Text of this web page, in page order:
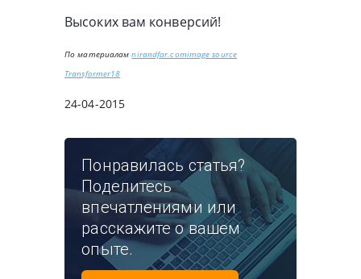
Высоких вам конверсий!
По материаламnirandfar.comimage source
Transformer18
24-04-2015
Понравилась статья?
Поделитесь
впечатлениями или
расскажите о вашем
опыте.